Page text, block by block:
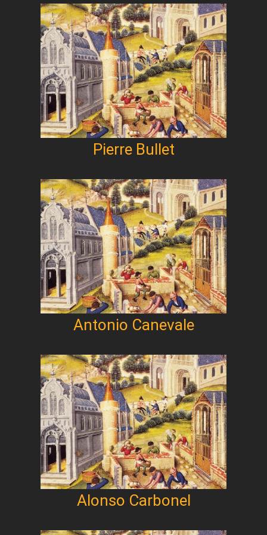
Pierre Bullet
Antonio Canevale
Alonso Carbonel